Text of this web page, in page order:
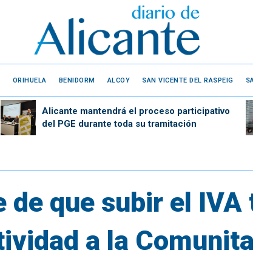
ORIHUELA BENIDORM ALCOY SAN VICENTE DEL RASPEIG
Alicante mantendrá el proceso participativo
del PGE durante toda su tramitación
de que subir el
a la